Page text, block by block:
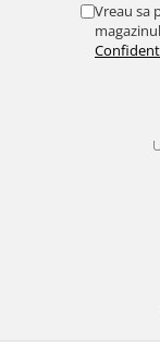
Vreau sa